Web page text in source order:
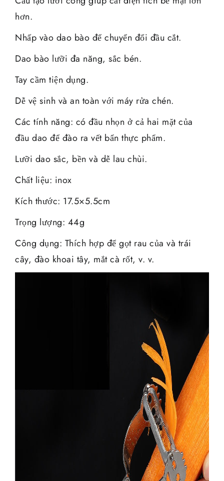
hơn.
Nhấp vào dao bào để chuyển đổi đầu cắt.
Dao bào lưỡi đa năng, sắc bén.
Tay cầm tiện dụng.
Dễ vệ sinh và an toàn với máy rửa chén.
Các tính năng: có đầu nhọn ở cả hai mặt của
đầu dao để đào ra vết bẩn thực phẩm.
Lưỡi dao sắc, bền và dễ lau chùi.
Chất liệu: inox
Kích thước: 17.5×5.5cm
Trọng lượng: 44g
Công dụng: Thích hợp để gọt rau của và trái
cây, đào khoai tây, mắt cà rốt, v. v.